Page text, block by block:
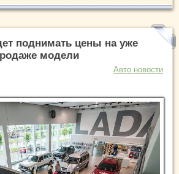
поднимать цены на уже
модели
Авто новости